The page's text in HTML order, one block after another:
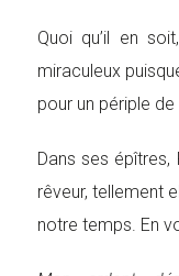
Quoi qu’il en
miraculeux
pour un périple
Dans ses
rêveur, tellement
notre temps. En